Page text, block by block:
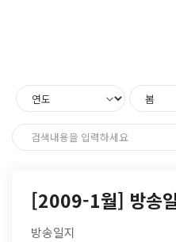
[2009-1월] 방송
방송일지